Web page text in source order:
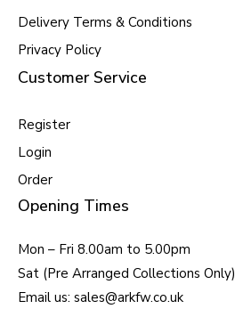
Delivery Terms & Conditions
Privacy Policy
Customer Service
Register
Login
Order
Opening Times
Mon – Fri 8.00am to 5.00pm
Sat (Pre Arranged Collections Only)
Email us: sales@arkfw.co.uk